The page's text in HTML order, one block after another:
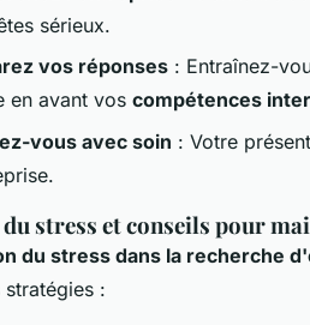
sérieux.
vos réponses : Entraînez-
en avant vos compétences
vous avec soin : Votre
stress et conseils pour
du stress dans la recherche
stratégies :